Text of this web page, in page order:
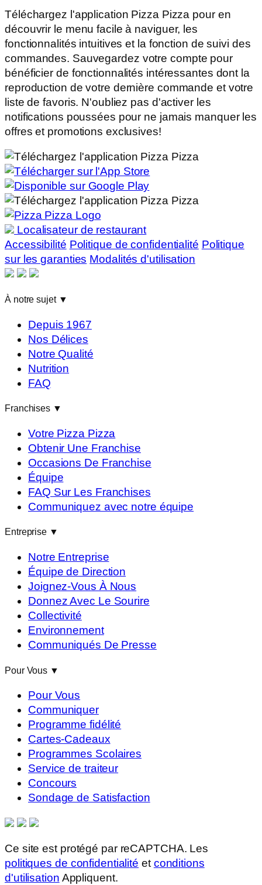
Téléchargez l'application Pizza Pizza pour en
découvrir le menu facile à naviguer, les
fonctionnalités intuitives et la fonction de suivi des
commandes. Sauvegardez votre compte pour
bénéficier de fonctionnalités intéressantes dont la
reproduction de votre dernière commande et votre
liste de favoris. N'oubliez pas d'activer les
notifications poussées pour ne jamais manquer les
offres et promotions exclusives!
Localisateur de restaurant
Accessibilité Politique de confidentialité Politique
sur les garanties Modalités d'utilisation
À notre sujet ▼
Depuis 1967
Nos Délices
Notre Qualité
Nutrition
FAQ
Franchises ▼
Votre Pizza Pizza
Obtenir Une Franchise
Occasions De Franchise
Équipe
FAQ Sur Les Franchises
Communiquez avec notre équipe
Entreprise ▼
Notre Entreprise
Équipe de Direction
Joignez-Vous À Nous
Donnez Avec Le Sourire
Collectivité
Environnement
Communiqués De Presse
Pour Vous ▼
Pour Vous
Communiquer
Programme fidélité
Cartes-Cadeaux
Programmes Scolaires
Service de traiteur
Concours
Sondage de Satisfaction
Ce site est protégé par reCAPTCHA. Les
politiques de confidentialité et conditions
d'utilisation Appliquent.